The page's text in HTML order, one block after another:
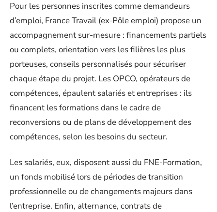
Pour les personnes inscrites comme demandeurs
d’emploi, France Travail (ex-Pôle emploi) propose un
accompagnement sur-mesure : financements partiels
ou complets, orientation vers les filières les plus
porteuses, conseils personnalisés pour sécuriser
chaque étape du projet. Les OPCO, opérateurs de
compétences, épaulent salariés et entreprises : ils
financent les formations dans le cadre de
reconversions ou de plans de développement des
compétences, selon les besoins du secteur.
Les salariés, eux, disposent aussi du FNE-Formation,
un fonds mobilisé lors de périodes de transition
professionnelle ou de changements majeurs dans
l’entreprise. Enfin, alternance, contrats de